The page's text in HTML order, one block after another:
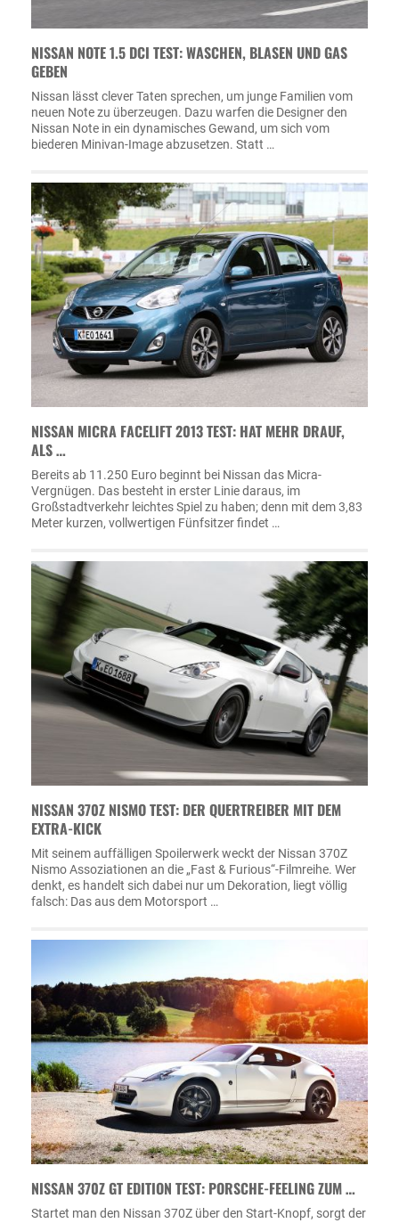
NISSAN NOTE 1.5 DCI TEST: WASCHEN, BLASEN UND GAS
GEBEN
Nissan lässt clever Taten sprechen, um junge Familien vom
neuen Note zu überzeugen. Dazu warfen die Designer den
Nissan Note in ein dynamisches Gewand, um sich vom
biederen Minivan-Image abzusetzen. Statt …
NISSAN MICRA FACELIFT 2013 TEST: HAT MEHR DRAUF,
ALS …
Bereits ab 11.250 Euro beginnt bei Nissan das Micra-
Vergnügen. Das besteht in erster Linie daraus, im
Großstadtverkehr leichtes Spiel zu haben; denn mit dem 3,83
Meter kurzen, vollwertigen Fünfsitzer findet …
NISSAN 370Z NISMO TEST: DER QUERTREIBER MIT DEM
EXTRA-KICK
Mit seinem auffälligen Spoilerwerk weckt der Nissan 370Z
Nismo Assoziationen an die „Fast & Furious“-Filmreihe. Wer
denkt, es handelt sich dabei nur um Dekoration, liegt völlig
falsch: Das aus dem Motorsport …
NISSAN 370Z GT EDITION TEST: PORSCHE-FEELING ZUM …
Startet man den Nissan 370Z über den Start-Knopf, sorgt der